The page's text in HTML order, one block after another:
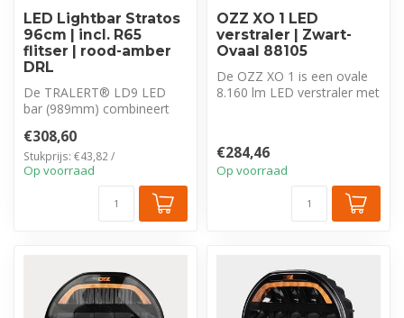
LED Lightbar Stratos
96cm | incl. R65
flitser | rood-amber
DRL
De TRALERT® LD9 LED
bar (989mm) combineert
een krachti...
€308,60
Stukprijs: €43,82 /
Op voorraad
OZZ XO 1 LED
verstraler | Zwart-
Ovaal 88105
De OZZ XO 1 is een ovale
8.160 lm LED verstraler met
€284,46
Op voorraad